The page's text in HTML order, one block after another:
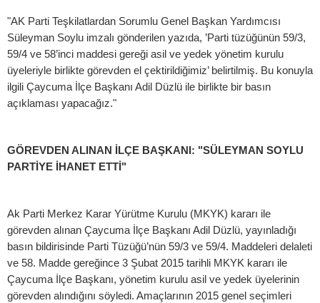
"AK Parti Teşkilatlardan Sorumlu Genel Başkan Yardımcısı
Süleyman Soylu imzalı gönderilen yazıda, ’Parti tüzüğünün 59/3,
59/4 ve 58’inci maddesi gereği asil ve yedek yönetim kurulu
üyeleriyle birlikte görevden el çektirildiğimiz’ belirtilmiş. Bu konuyla
ilgili Çaycuma İlçe Başkanı Adil Düzlü ile birlikte bir basın
açıklaması yapacağız."
GÖREVDEN ALINAN İLÇE BAŞKANI: "SÜLEYMAN SOYLU
PARTİYE İHANET ETTİ"
Ak Parti Merkez Karar Yürütme Kurulu (MKYK) kararı ile
görevden alınan Çaycuma İlçe Başkanı Adil Düzlü, yayınladığı
basın bildirisinde Parti Tüzüğü’nün 59/3 ve 59/4. Maddeleri delaleti
ve 58. Madde gereğince 3 Şubat 2015 tarihli MKYK kararı ile
Çaycuma İlçe Başkanı, yönetim kurulu asil ve yedek üyelerinin
görevden alındığını söyledi. Amaçlarının 2015 genel seçimleri